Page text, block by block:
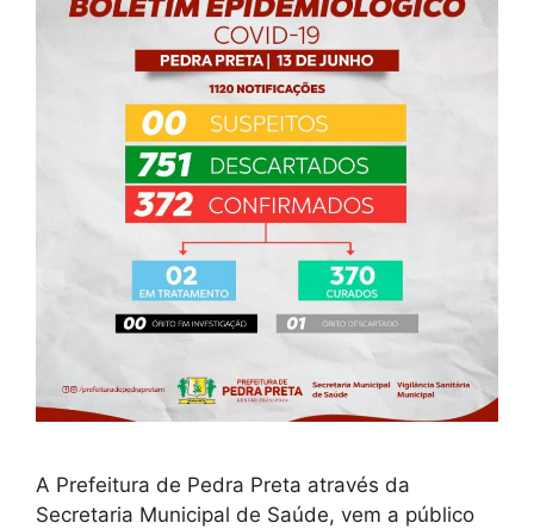
A Prefeitura de Pedra Preta através da
Secretaria Municipal de Saúde, vem a público